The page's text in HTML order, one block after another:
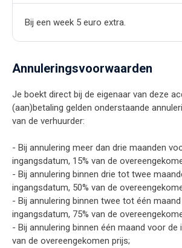
Bij een week 5 euro extra.
Annuleringsvoorwaarden
Je boekt direct bij de eigenaar van deze
(aan)betaling gelden onderstaande
van de verhuurder:
- Bij annulering meer dan drie maanden
ingangsdatum, 15% van de
- Bij annulering binnen drie tot twee
ingangsdatum, 50% van de
- Bij annulering binnen twee tot één
ingangsdatum, 75% van de
- Bij annulering binnen één maand voor de
van de overeengekomen prijs;